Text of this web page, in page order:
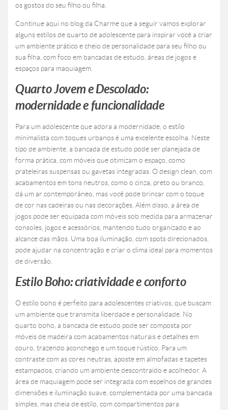
os gostos do seu filho ou filha.
Continue aqui no blog da Charme que a seguir vamos explorar
alguns estilos de quarto de adolescente para inspirar você a criar
um ambiente prático e cheio de personalidade para seu filho ou
sua filha, com foco em bancadas de estudo, áreas de jogos e
espaços para maquiagem.
Quarto Jovem e Descolado:
modernidade e funcionalidade
Para um adolescente que adora a modernidade, o estilo
minimalista com toques urbanos é uma excelente escolha. Neste
tipo de ambiente, a bancada de estudo pode ser planejada de
forma prática, com móveis que otimizam o espaço, como
prateleiras suspensas ou gavetas integradas. O design clean, com
acabamentos em tons neutros, como o cinza, preto ou branco,
dá um ar contemporâneo, mas você pode brincar com o toque
de cor nas cadeiras ou nas decorações. Além disso, a área de
jogos pode ser equipada com móveis sob medida para armazenar
consoles, jogos e acessórios, mantendo tudo organizado e ao
alcance das mãos. Uma boa iluminação, com spots direcionados,
pode ajudar na concentração e criar o clima ideal para momentos
de diversão.
Estilo Boho: criatividade e conforto
O estilo boho é perfeito para adolescentes criativos, que buscam
um ambiente que transmita liberdade e personalidade. No
quarto boho, a bancada de estudo pode ser composta por
móveis de madeira com acabamentos naturais e detalhes em
couro, trazendo aconchego e um toque rústico. Para um
contraste com as cores neutras, aposte em almofadas e tapetes
estampados, criando um ambiente descontraído e acolhedor. A
área de maquiagem pode ser integrada com espelhos de grandes
dimensões e iluminação suave, complementada por uma bancada
simples, mas cheia de estilo, com compartimentos para